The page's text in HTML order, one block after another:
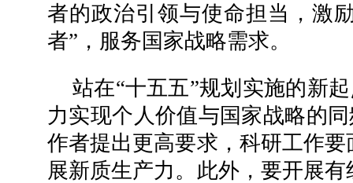
者的政治引领与使命担当，激
者”，服务国家战略需求。
站在“十五五”规划实施的新
力实现个人价值与国家战略的
作者提出更高要求，科研工作
展新质生产力。此外，要开展